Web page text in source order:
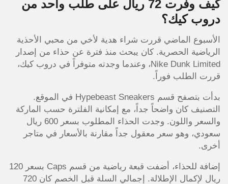
كيف وفرت 72 ريال على طلب واحد من
دروب كيك؟
الأسبوع الماضي قررت شراء هدية لأخي من محبي الأحذية
الرياضية الحصرية. كان يبحث منذ فترة عن حذاء من إصدار
Nike Dunk Limited، وعندما وجدته متوفراً في دروب كيك،
قررت الطلب فوراً.
بدأت بتصفح قسم Hypebeast Sneakers في الموقع.
التصنيف كان واضحاً جداً، مع إمكانية الفلترة حسب الماركة
والسعر واللون. وجدت الحذاء المطلوب بسعر 600 ريال
سعودي، وهو سعر معقول جداً مقارنة بالأسعار في متاجر
أخرى.
إضافة للحذاء، أضفت قبعة رياضية من قسم Caps بسعر 120
ريال لإكمال الإطلالة. إجمالي السلة قبل الخصم كان 720